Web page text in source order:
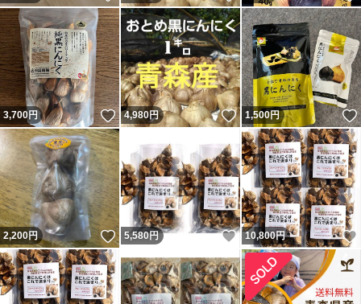
3,700円 いいね！
4,980円 いいね！
1,500円
2,200円 いいね！
5,580円 いいね！
10,800円